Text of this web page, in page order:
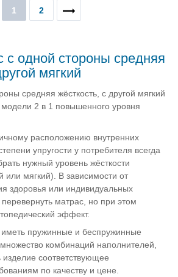
1 2
с одной стороны средняя
мягкий
средняя жёсткость, с другой мягкий
2 в 1 повышенного уровня
расположению внутренних
упругости у потребителя всегда
нужный уровень жёсткости
или мягкий). В зависимости от
здоровья или индивидуальных
матрас, но при этом
эффект.
пружинные и беспружинные
комбинаций наполнителей,
изделие соответствующее
по качеству и цене.